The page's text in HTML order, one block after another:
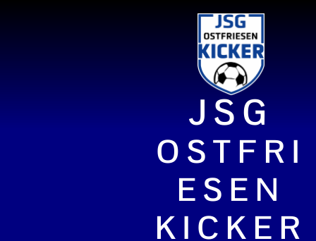
JSG
OSTFRI
ESEN
KICKER